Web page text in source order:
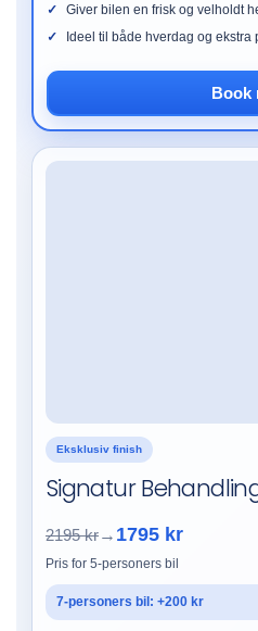
Giver bilen en frisk og velholdt
Ideel til både hverdag og ekstra
Book
Eksklusiv finish
Signatur
2195 kr→ 1795 kr
Pris for 5-personers bil
7-personers bil: +200 kr